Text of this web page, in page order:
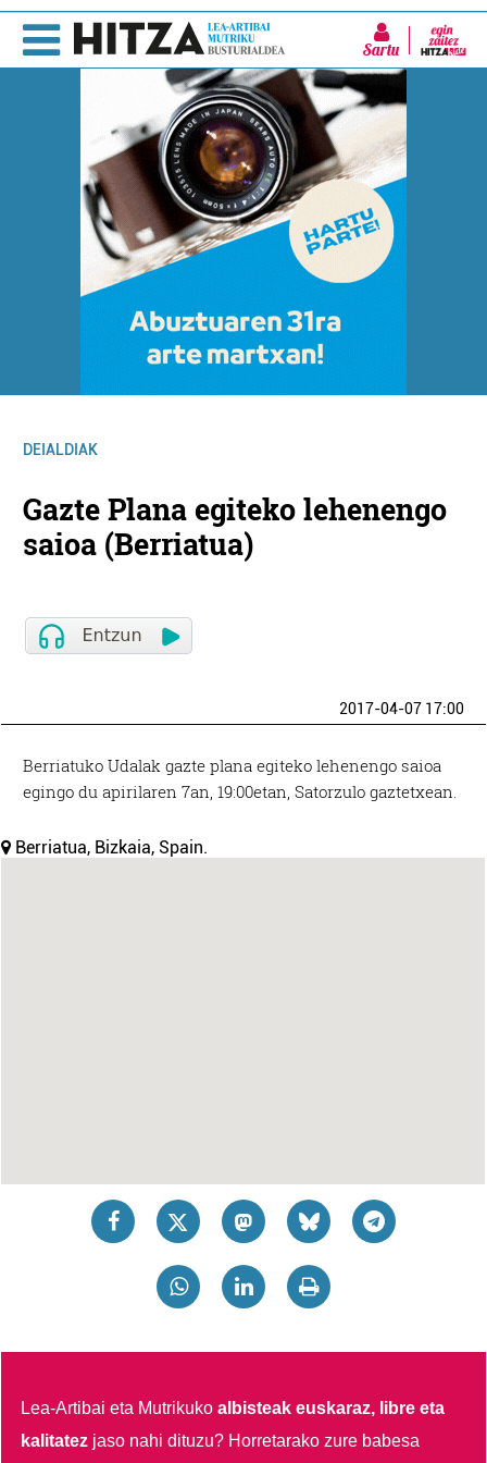
Sartu
DEIALDIAK
Gazte Plana egiteko lehenengo
saioa (Berriatua)
2017-04-07 17:00
Berriatuko Udalak gazte plana egiteko lehenengo saioa
egingo du apirilaren 7an, 19:00etan, Satorzulo gaztetxean.
Berriatua, Bizkaia, Spain.
Lea-Artibai eta Mutrikukoalbisteak euskaraz, libre eta
kalitatez jaso nahi dituzu? Horretarako zure babesa